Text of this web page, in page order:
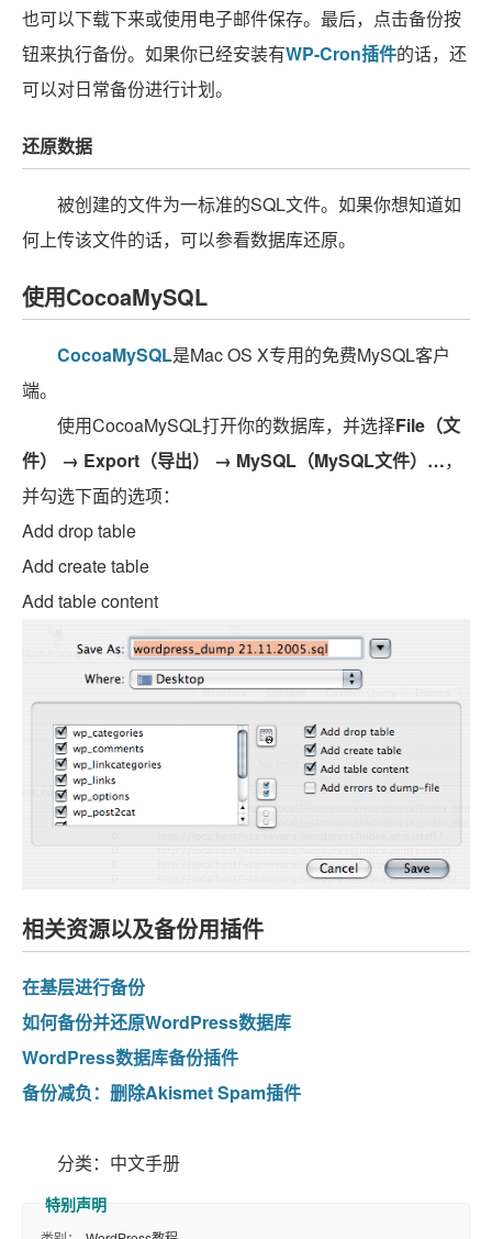
也可以下载下来或使用电子邮件保存。最后，点击备份按
钮来执行备份。如果你已经安装有WP-Cron插件的话，还
可以对日常备份进行计划。
还原数据
被创建的文件为一标准的SQL文件。如果你想知道如
何上传该文件的话，可以参看数据库还原。
使用CocoaMySQL
CocoaMySQL是Mac OS X专用的免费MySQL客户
端。
使用CocoaMySQL打开你的数据库，并选择File（文
件） → Export（导出） → MySQL（MySQL文件）…，
并勾选下面的选项：
Add drop table
Add create table
Add table content
相关资源以及备份用插件
在基层进行备份
如何备份并还原WordPress数据库
WordPress数据库备份插件
备份减负：删除Akismet Spam插件
分类：中文手册